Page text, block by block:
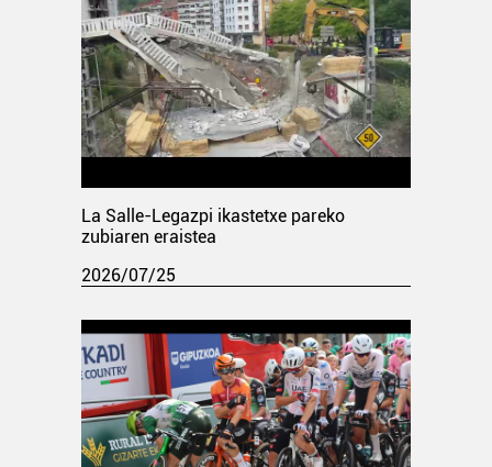
La Salle-Legazpi ikastetxe pareko
zubiaren eraistea
2026/07/25